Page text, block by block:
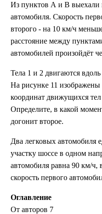
Из пунктов А и В выехали
автомобиля. Скорость
второго - на 10 км/ч
расстояние между
автомобилей произойдёт
Тела 1 и 2 двигаются
На рисунке 11 изображены
координат движущихся
Определите, в какой
догонит второе.
Два легковых автомобиля
участку шоссе в одном
автомобиля равна 90 км/ч,
скорость первого
Оглавление
От авторов 7